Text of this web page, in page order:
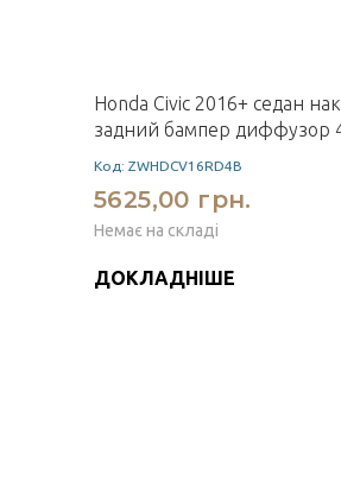
Honda Civic 2016+ седан
задний бампер диффузор
Код: ZWHDCV16RD4B
5625,00 грн.
Немає на складі
ДОКЛАДНІШЕ